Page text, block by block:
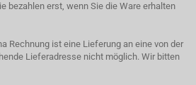
bezahlen erst, wenn Sie die Ware erhalten
Rechnung ist eine Lieferung an eine von der
Lieferadresse nicht möglich. Wir bitten